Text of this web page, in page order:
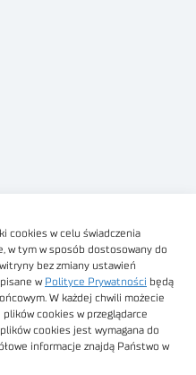
cookies w celu świadczenia
w tym w sposób dostosowany do
bez zmiany ustawień
w Polityce Prywatności będą
W każdej chwili możecie
cookies w przeglądarce
cookies jest wymagana do
informacje znajdą Państwo w